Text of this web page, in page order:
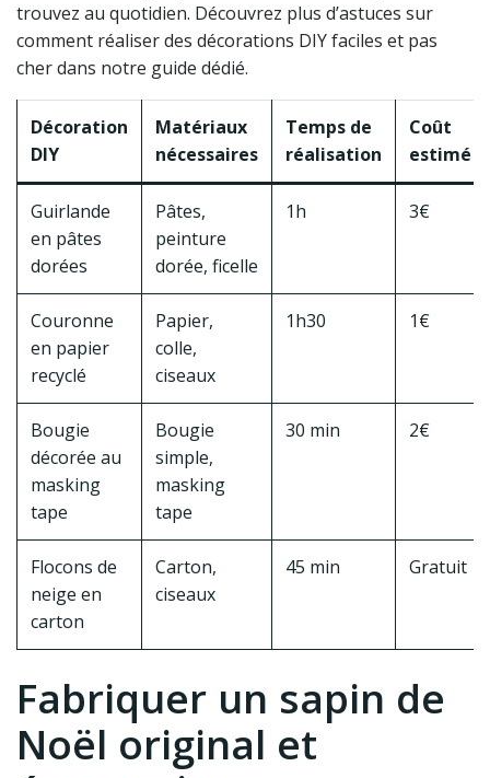
trouvez au quotidien. Découvrez plus d’astuces sur
comment réaliser des décorations DIY faciles et pas
cher dans notre guide dédié.
Décoration
DIY
Matériaux
nécessaires
Temps de
réalisation
Coût
estimé
Guirlande
en pâtes
dorées
Pâtes,
peinture
dorée, ficelle
1h 3€
Couronne
en papier
recyclé
Papier,
colle,
ciseaux
1h30 1€
Bougie
décorée au
masking
tape
Bougie
simple,
masking
tape
30 min 2€
Flocons de
neige en
carton
Carton,
ciseaux
45 min Gratuit
Fabriquer un sapin de
Noël original et